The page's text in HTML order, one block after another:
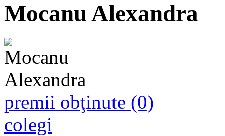
Mocanu Alexandra
premii obţinute (0)
colegi